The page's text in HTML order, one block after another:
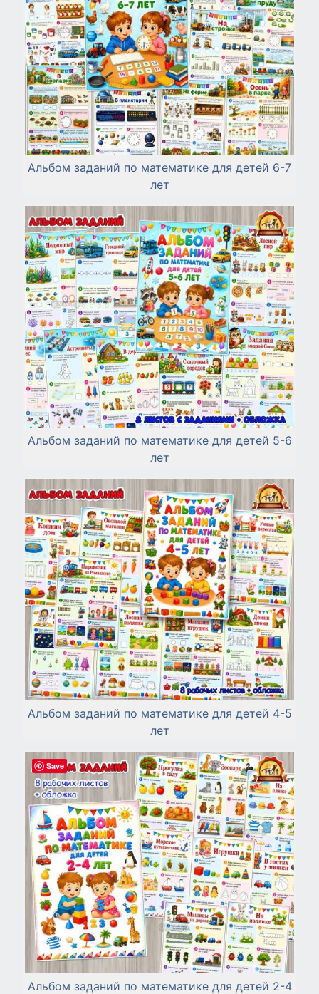
Альбом заданий по математике для детей 6-7
лет
Альбом заданий по математике для детей 5-6
лет
Альбом заданий по математике для детей 4-5
лет
Альбом заданий по математике для детей 2-4
Save